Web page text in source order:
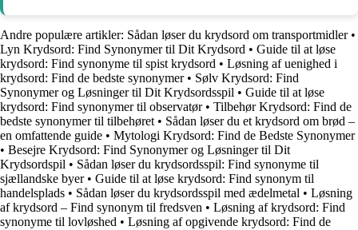
Andre populære artikler: Sådan løser du krydsord om transportmidler•
Lyn Krydsord: Find Synonymer til Dit Krydsord • Guide til at løse
krydsord: Find synonyme til spist krydsord • Løsning af uenighed i
krydsord: Find de bedste synonymer• Sølv Krydsord: Find
Synonymer og Løsninger til Dit Krydsordsspil • Guide til at løse
krydsord: Find synonymer til observatør• Tilbehør Krydsord: Find de
bedste synonymer til tilbehøret• Sådan løser du et krydsord om brød –
en omfattende guide • Mytologi Krydsord: Find de Bedste Synonymer
• Besejre Krydsord: Find Synonymer og Løsninger til Dit
Krydsordspil • Sådan løser du krydsordsspil: Find synonyme til
sjællandske byer• Guide til at løse krydsord: Find synonym til
handelsplads • Sådan løser du krydsordsspil med ædelmetal • Løsning
af krydsord – Find synonym til fredsven • Løsning af krydsord: Find
synonyme til lovløshed • Løsning af opgivende krydsord: Find de